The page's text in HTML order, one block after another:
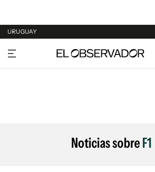
URUGUAY
URUGUAY
ARGENTINA
Noticias sobreF1